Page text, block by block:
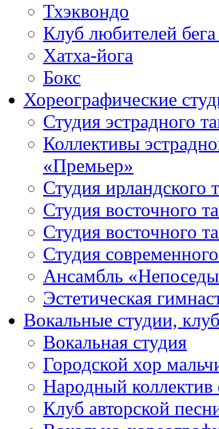
Тхэквондо
Клуб любителей
Хатха-йога
Бокс
Хореографические
Студия эстрадного
Коллективы
«Премьер»
Студия ирландского
Студия восточного
Студия восточного
Студия
Ансамбль
Эстетическая
Вокальные студии,
Вокальная студия
Городской хор
Народный коллектив
Клуб авторской